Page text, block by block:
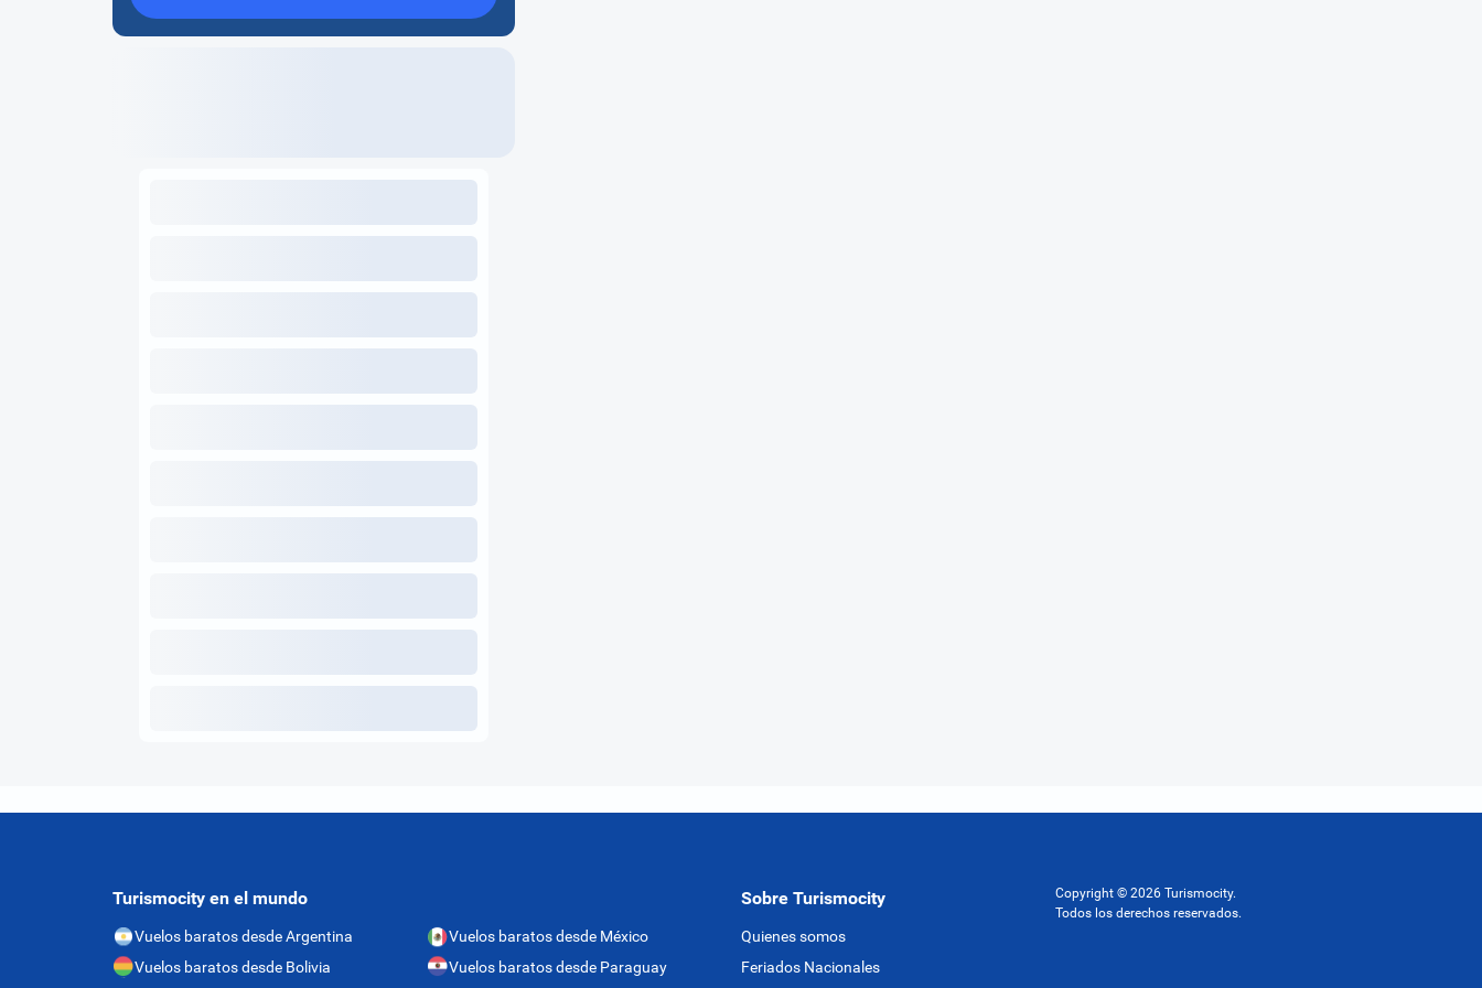
Turismocity en el mundo
Vuelos baratos desde Argentina
Vuelos baratos desde Bolivia
Vuelos baratos desde México
Vuelos baratos desde Paraguay
Sobre Turismocity
Quienes somos
Feriados Nacionales
Copyright © 2026 Turismocity.
Todos los derechos reservados.